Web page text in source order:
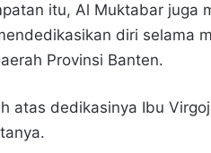
itu, Al Muktabar juga
diri selama
Provinsi Banten.
atas dedikasinya Ibu